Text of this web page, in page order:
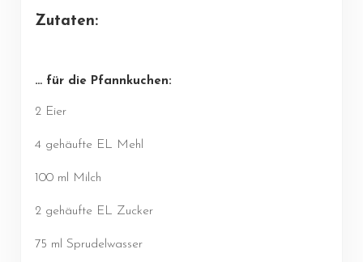
Zutaten:
… für die Pfannkuchen:
2 Eier
4 gehäufte EL Mehl
100 ml Milch
2 gehäufte EL Zucker
75 ml Sprudelwasser